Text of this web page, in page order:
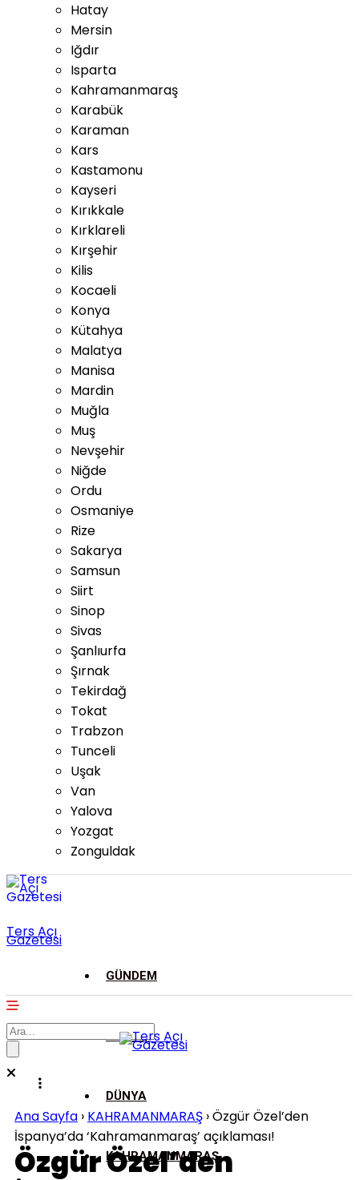
Hatay
Mersin
Iğdır
Isparta
Kahramanmaraş
Karabük
Karaman
Kars
Kastamonu
Kayseri
Kırıkkale
Kırklareli
Kırşehir
Kilis
Kocaeli
Konya
Kütahya
Malatya
Manisa
Mardin
Muğla
Muş
Nevşehir
Niğde
Ordu
Osmaniye
Rize
Sakarya
Samsun
Siirt
Sinop
Sivas
Şanlıurfa
Şırnak
Tekirdağ
Tokat
Trabzon
Tunceli
Uşak
Van
Yalova
Yozgat
Zonguldak
Ters Açı
Gazetesi
GÜNDEM
ASAYİŞ
DÜNYA
KAHRAMANMARAŞ
Ana Sayfa › KAHRAMANMARAŞ ›Özgür Özel’den
İspanya’da ‘Kahramanmaraş’ açıklaması!
Özgür Özel’den